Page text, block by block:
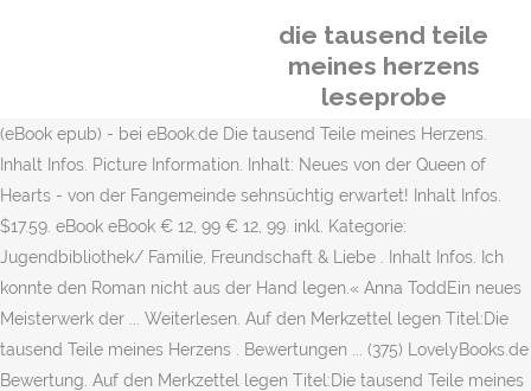
die tausend teile
meines herzens
leseprobe
(eBook epub) - bei eBook.de Die tausend Teile meines Herzens.
Inhalt Infos. Picture Information. Inhalt: Neues von der Queen of
Hearts - von der Fangemeinde sehnsüchtig erwartet! Inhalt Infos.
$17.59. eBook eBook € 12, 99 € 12, 99. inkl. Kategorie:
Jugendbibliothek/ Familie, Freundschaft & Liebe . Inhalt Infos. Ich
konnte den Roman nicht aus der Hand legen.« Anna ToddEin neues
Meisterwerk der ... Weiterlesen. Auf den Merkzettel legen Titel:Die
tausend Teile meines Herzens . Bewertungen ... (375) LovelyBooks.de
Bewertung. Auf den Merkzettel legen Titel:Die tausend Teile meines